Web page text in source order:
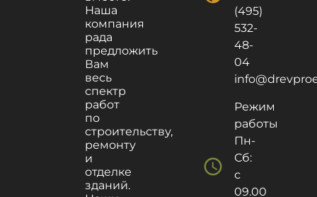
Наша
компания
рада
предложить
Вам
весь
спектр
работ
по
строительству,
ремонту
и
отделке
зданий.
(495)
532-
48-
04
schedule
Режим
работы
Пн-
Сб:
с
09.00